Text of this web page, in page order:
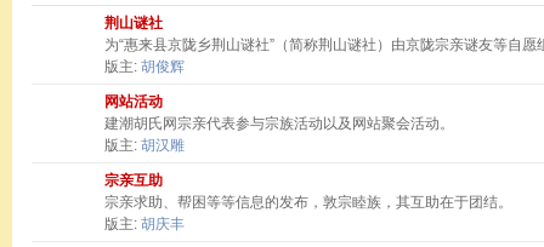
荆山谜社
为“惠来县京陇乡荆山谜社”（简称荆山谜社）由京陇宗亲谜友等自
版主: 胡俊辉
网站活动
建潮胡氏网宗亲代表参与宗族活动以及网站聚会活动。
版主: 胡汉雕
宗亲互助
宗亲求助、帮困等等信息的发布，敦宗睦族，其互助在于团结。
版主: 胡庆丰